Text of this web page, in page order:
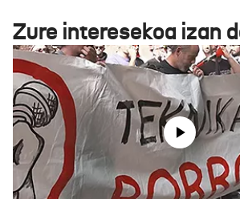
Zure interesekoa izan